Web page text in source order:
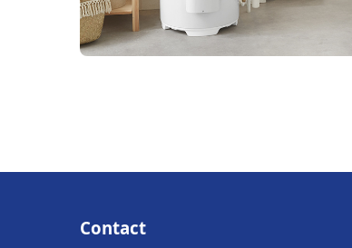
Contact